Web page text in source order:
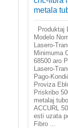
metala
Produktaj
Modelo
Lasero-
Minimuma
68500 aro
Lasero-
Pago-
Proviza
Priskribo
metalaj
ACCURL
esti uzata
Fibro ...